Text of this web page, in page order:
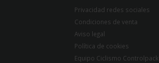
Privacidad redes sociales
Condiciones de venta
Aviso legal
Política de cookies
Equipo Ciclismo Controlpack